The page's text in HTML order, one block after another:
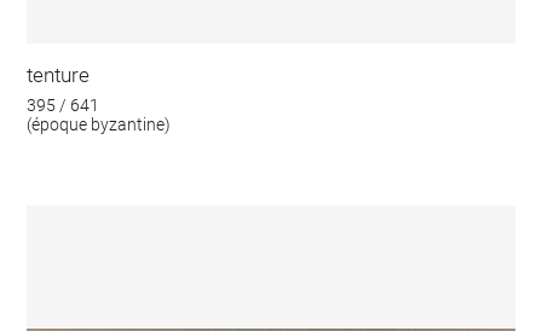
tenture
395 / 641
(époque byzantine)